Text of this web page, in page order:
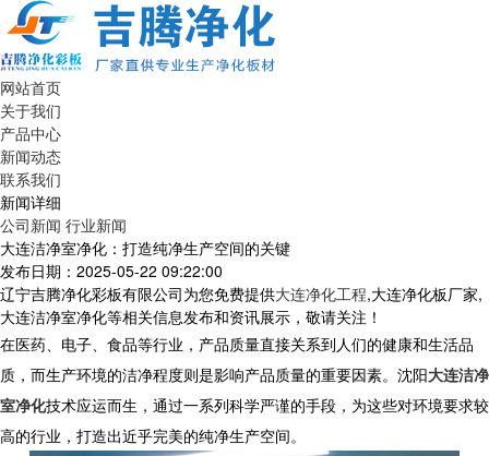
网站首页
关于我们
产品中心
新闻动态
联系我们
新闻详细
公司新闻 行业新闻
大连洁净室净化：打造纯净生产空间的关键
发布日期：2025-05-22 09:22:00
辽宁吉腾净化彩板有限公司为您免费提供大连净化工程,大连净化板厂家,
大连洁净室净化等相关信息发布和资讯展示，敬请关注！
在医药、电子、食品等行业，产品质量直接关系到人们的健康和生活品
质，而生产环境的洁净程度则是影响产品质量的重要因素。沈阳大连洁净
室净化技术应运而生，通过一系列科学严谨的手段，为这些对环境要求较
高的行业，打造出近乎完美的纯净生产空间。